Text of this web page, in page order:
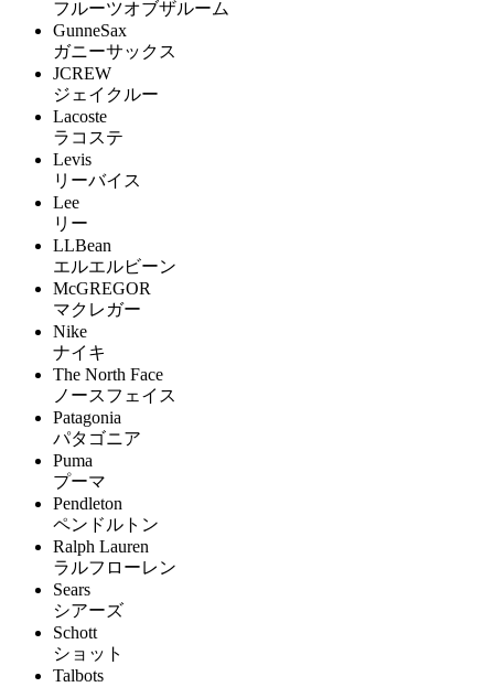
フルーツオブザルーム
GunneSax
ガニーサックス
JCREW
ジェイクルー
Lacoste
ラコステ
Levis
リーバイス
Lee
リー
LLBean
エルエルビーン
McGREGOR
マクレガー
Nike
ナイキ
The North Face
ノースフェイス
Patagonia
パタゴニア
Puma
プーマ
Pendleton
ペンドルトン
Ralph Lauren
ラルフローレン
Sears
シアーズ
Schott
ショット
Talbots